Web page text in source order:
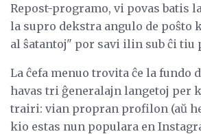
Repost-programo, vi povas batis
la supro dekstra angulo de poŝto
al ŝatantoj" por savi ilin sub ĉi tiu
La ĉefa menuo trovita ĉe la fundo
havas tri ĝeneralajn langetoj per
trairi: vian propran profilon (aŭ
kio estas nun populara en